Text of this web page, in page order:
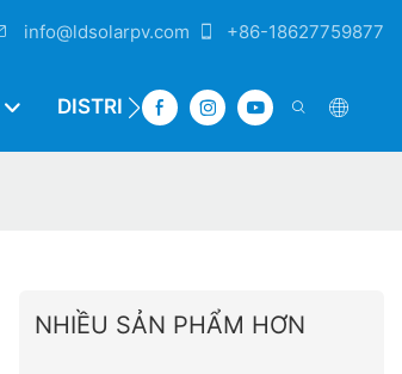
info@ldsolarpv.com +86-18627759877
DISTRIBUTOR
NHIỀU SẢN PHẨM HƠN